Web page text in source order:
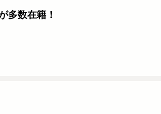
多数在籍！